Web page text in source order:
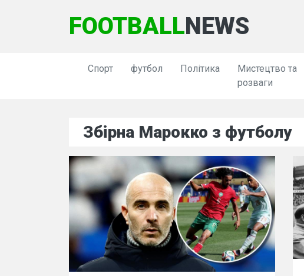
FOOTBALLNEWS
Спорт футбол Політика
Мистецтво та
розваги
Збірна Марокко з футболу